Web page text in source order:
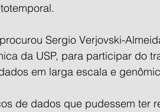
Sergio Verjovski-
da USP, para participar do
em larga escala e
de dados que pudessem ter